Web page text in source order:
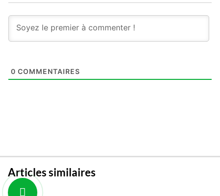
0 COMMENTAIRES
Articles similaires